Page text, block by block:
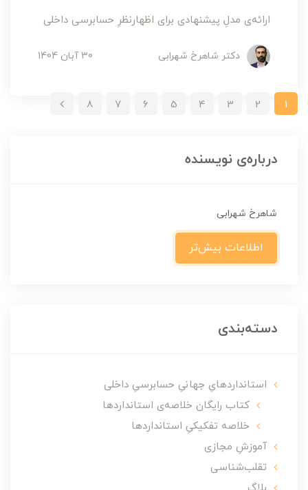
ارائه‌ی مدلِ پیشنهادی برای اظهارنظرِ حسابرسی داخلی
دکتر شاهرخ شهرابی 30 آبان 1404
1
2
3
4
5
6
7
8
درباره‌ی نویسنده
شاهرخ شهرابی
اطلاعات بیش‌تر
دسته‌بندی
استانداردهایِ جهانیِ حسابرسیِ داخلی
کتاب رایگان خلاصه‌ی استانداردها
خلاصه تفکیکیِ استانداردها
آموزشِ مجازی
تقلب‌شناسی